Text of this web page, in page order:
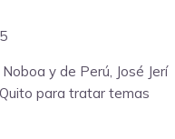
y de Perú, José Jerí
para tratar temas